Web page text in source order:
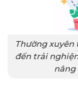
Thường xuyên
đến trải
nâng